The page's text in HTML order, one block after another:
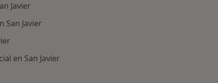
Javier
San Javier
en San Javier